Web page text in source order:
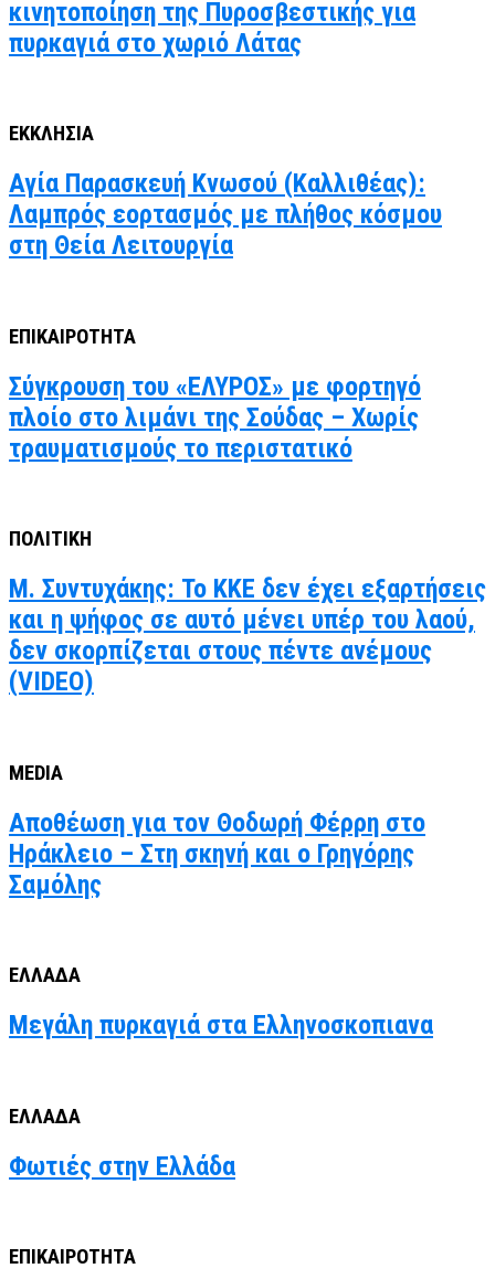
κινητοποίηση της Πυροσβεστικής για
πυρκαγιά στο χωριό Λάτας
ΕΚΚΛΗΣΙΑ
Αγία Παρασκευή Κνωσού (Καλλιθέας):
Λαμπρός εορτασμός με πλήθος κόσμου
στη Θεία Λειτουργία
ΕΠΙΚΑΙΡΟΤΗΤΑ
Σύγκρουση του «ΕΛΥΡΟΣ» με φορτηγό
πλοίο στο λιμάνι της Σούδας – Χωρίς
τραυματισμούς το περιστατικό
ΠΟΛΙΤΙΚΗ
Μ. Συντυχάκης: Το ΚΚΕ δεν έχει εξαρτήσεις
και η ψήφος σε αυτό μένει υπέρ του λαού,
δεν σκορπίζεται στους πέντε ανέμους
(VIDEO)
MEDIA
Αποθέωση για τον Θοδωρή Φέρρη στο
Ηράκλειο – Στη σκηνή και ο Γρηγόρης
Σαμόλης
ΕΛΛΑΔΑ
Μεγάλη πυρκαγιά στα Ελληνοσκοπιανα
ΕΛΛΑΔΑ
Φωτιές στην Ελλάδα
ΕΠΙΚΑΙΡΟΤΗΤΑ